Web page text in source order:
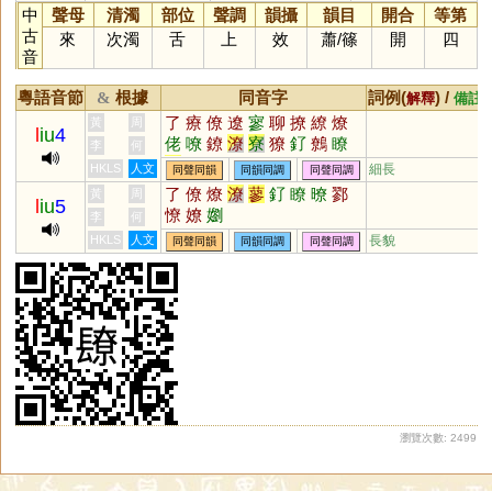
中
古
音
聲母 清濁 部位 聲調 韻攝 韻目 開合
等第
來
次濁 舌 上 效 蕭/篠 開 四
粵語音節 & 根據 同音字 詞例(解釋) / 備註
iu4
黃 周 了 療 僚 遼 寥 聊 撩 繚 燎
佬 嘹 鐐 潦 寮 獠 釕 鷯 瞭
尞 漻 嫽 膋 嶚 敹 橑 膫 簝
蟟 豂 飂 飉 屪 憭 顟 窷 嵺
翏 憀
李
何
HKLS
人文 同聲同韻 同韻同調 同聲同調 細長
iu5
黃 周 了 僚 燎 潦 蓼 釕 瞭 暸 鄝
憭 嫽 嬼
李
何
HKLS
人文 同聲同韻 同韻同調 同聲同調 長貌
瀏覽次數: 2499